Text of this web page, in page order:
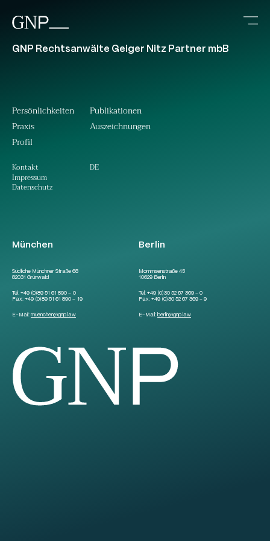
GNP Rechtsanwälte Geiger Nitz Partner mbB
München
Südliche Münchner Straße 68
82031 Grünwald
Tel:+49 (0)89 51 61 890 – 0
Fax:+49 (0)89 51 61 890 – 19
E-Mail:muenchen@gnp.law
Berlin
Mommsenstraße 45
10629 Berlin
Tel: +49 (0)30 52 67 369 – 0
Fax: +49 (0)30 52 67 369 – 9
E-Mail: berlin@gnp.law
Persönlichkeiten
Praxis
Profil
Kontakt
Impressum
Datenschutz
Publikationen
Auszeichnungen
DE